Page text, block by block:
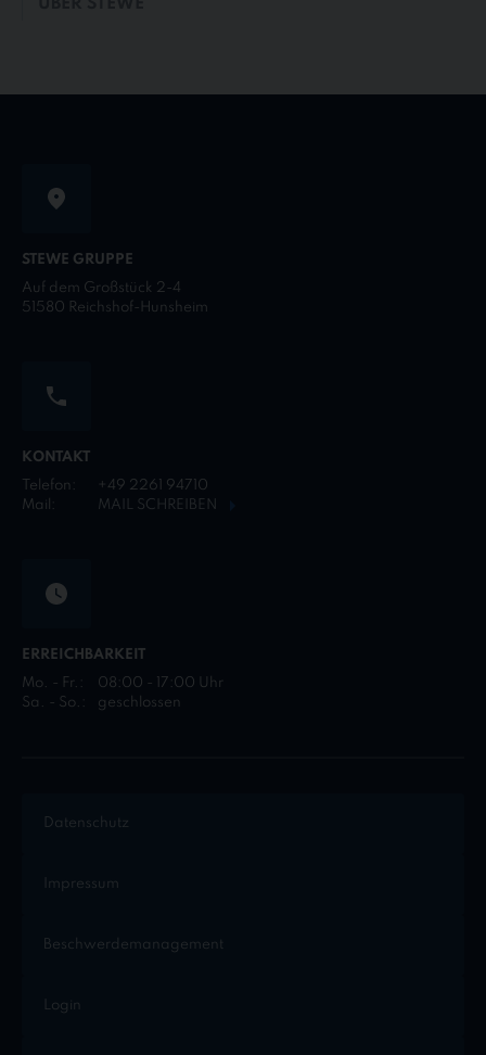
STEWE GRUPPE
Auf dem Großstück 2-4
51580 Reichshof-Hunsheim
KONTAKT
Telefon:
+49 2261 94710
Mail:
MAIL SCHREIBEN
ERREICHBARKEIT
Mo. - Fr.:
08:00 - 17:00 Uhr
Sa. - So.:
geschlossen
Datenschutz
Impressum
Beschwerdemanagement
Login